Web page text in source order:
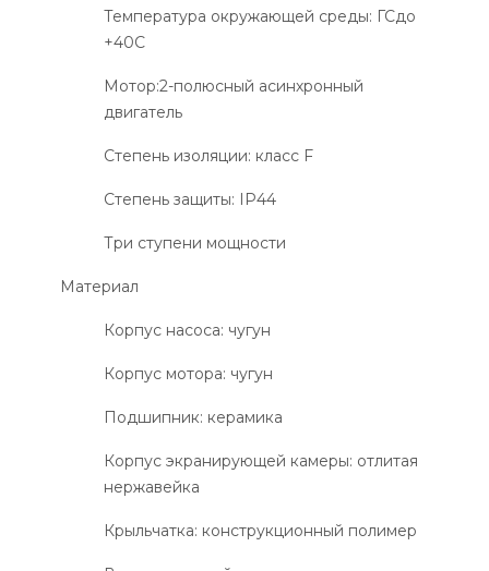
Температура окружающей среды: ГСдо
+40С
Мотор:2-полюсный асинхронный
двигатель
Степень изоляции: класс F
Степень защиты: IP44
Три ступени мощности
Материал
Корпус насоса: чугун
Корпус мотора: чугун
Подшипник: керамика
Корпус экранирующей камеры: отлитая
нержавейка
Крыльчатка: конструкционный полимер